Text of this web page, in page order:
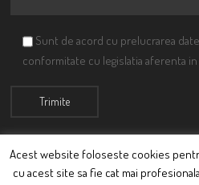
Sunt de acord cu prelucrarea
conformitate cu legislatia aferenta in
© Ciutacu 2015 Parte a
Acest website foloseste cookies
cu acest site sa fie cat mai